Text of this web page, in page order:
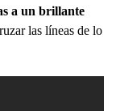
a un brillante
las líneas de lo